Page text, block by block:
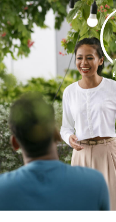
Aller
au
contenu
principal